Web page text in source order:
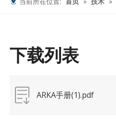
下载列表
ARKA手册(1).pdf